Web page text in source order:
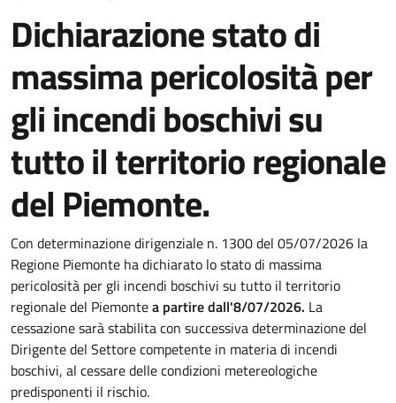
Dichiarazione stato di
massima pericolosità per
gli incendi boschivi su
tutto il territorio regionale
del Piemonte.
Con determinazione dirigenziale n. 1300 del 05/07/2026 la
Regione Piemonte ha dichiarato lo stato di massima
pericolosità per gli incendi boschivi su tutto il territorio
regionale del Piemontea partire dall'8/07/2026. La
cessazione sarà stabilita con successiva determinazione del
Dirigente del Settore competente in materia di incendi
boschivi, al cessare delle condizioni metereologiche
predisponenti il rischio.